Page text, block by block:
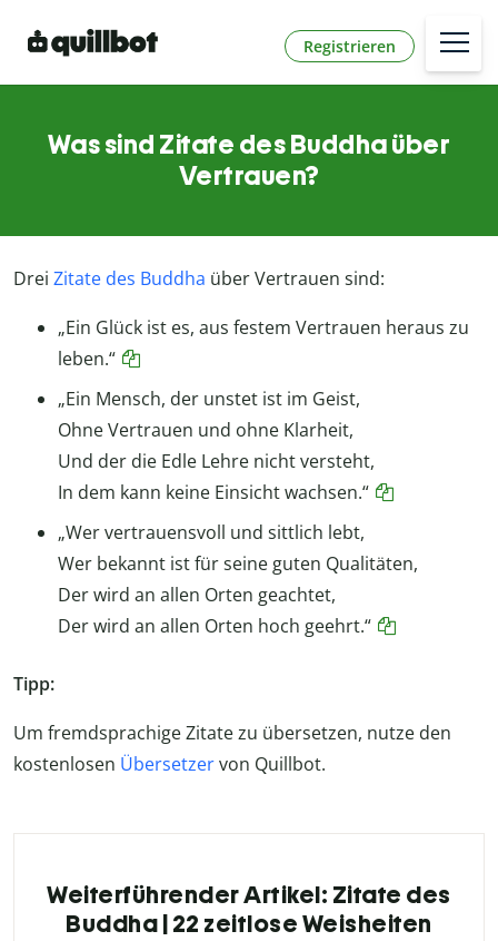
Registrieren
Was sind Zitate des Buddha über
Vertrauen?
Drei Zitate des Buddha über Vertrauen sind:
„Ein Glück ist es, aus festem Vertrauen heraus zu
leben.“
„Ein Mensch, der unstet ist im Geist,
Ohne Vertrauen und ohne Klarheit,
Und der die Edle Lehre nicht versteht,
In dem kann keine Einsicht wachsen.“
„Wer vertrauensvoll und sittlich lebt,
Wer bekannt ist für seine guten Qualitäten,
Der wird an allen Orten geachtet,
Der wird an allen Orten hoch geehrt.“
Tipp:
Um fremdsprachige Zitate zu übersetzen, nutze den
kostenlosen Übersetzervon Quillbot.
Weiterführender Artikel: Zitate des
Buddha | 22 zeitlose Weisheiten